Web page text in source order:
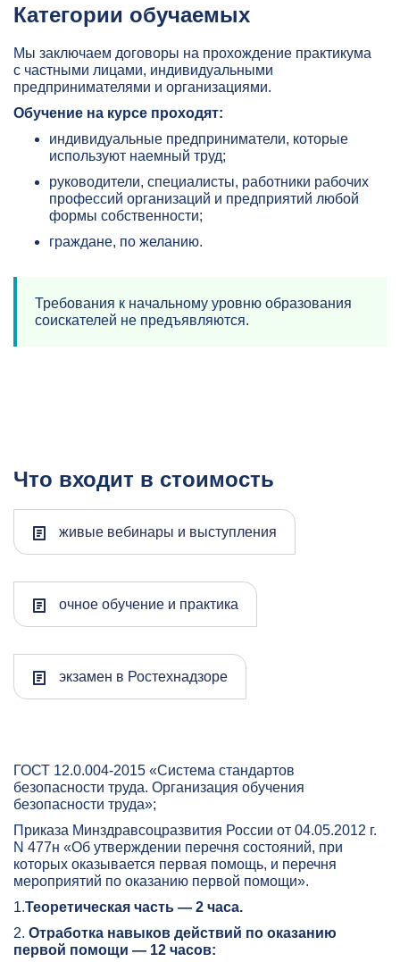
Категории обучаемых
Мы заключаем договоры на прохождение практикума
с частными лицами, индивидуальными
предпринимателями и организациями.
Обучение на курсе проходят:
индивидуальные предприниматели, которые
используют наемный труд;
руководители, специалисты, работники рабочих
профессий организаций и предприятий любой
формы собственности;
граждане, по желанию.
Требования к начальному уровню образования
соискателей не предъявляются.
Что входит в стоимость
живые вебинары и выступления
очное обучение и практика
экзамен в Ростехнадзоре
ГОСТ 12.0.004-2015 «Система стандартов
безопасности труда. Организация обучения
безопасности труда»;
Приказа Минздравсоцразвития России от 04.05.2012 г.
N 477н «Об утверждении перечня состояний, при
которых оказывается первая помощь, и перечня
мероприятий по оказанию первой помощи».
1.Теоретическая часть — 2 часа.
2. Отработка навыков действий по оказанию
первой помощи — 12 часов: